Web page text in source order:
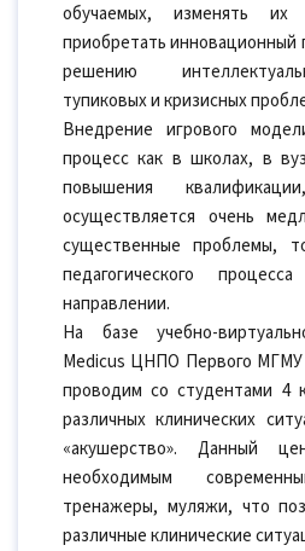
обучаемых, изменять
приобретать инновационный
решению
тупиковых и кризисных
Внедрение игрового
процесс как в школах, в
повышения
осуществляется очень
существенные проблемы,
педагогического
направлении.
На базе учебно-
Medicus ЦНПО Первого
проводим со студентами 4
различных клинических
«акушерство». Данный
необходимым
тренажеры, муляжи, что
различные клинические